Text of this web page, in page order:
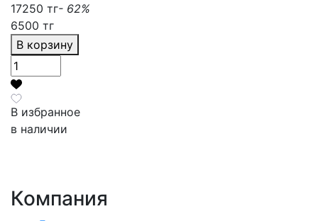
17250 тг- 62%
6500 тг
В корзину
В избранное
в наличии
Компания